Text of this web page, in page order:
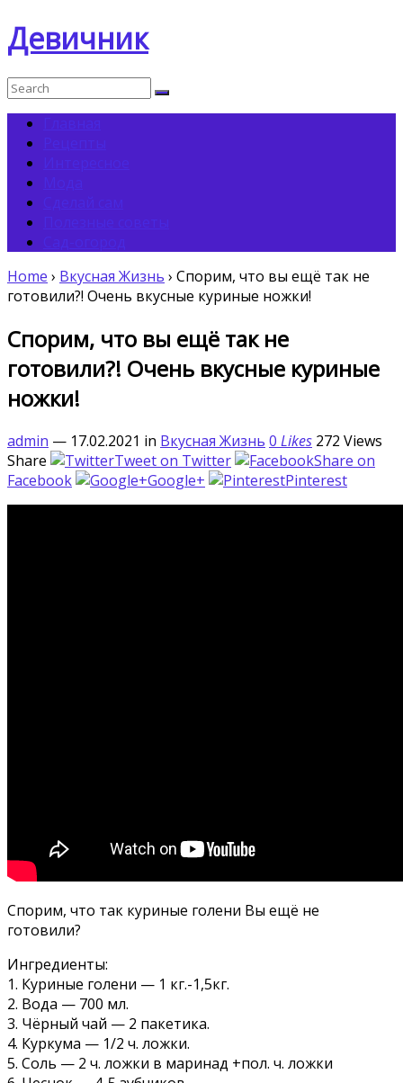
Девичник
Home › Вкусная Жизнь › Спорим, что вы ещё так не
готовили?! Очень вкусные куриные ножки!
Спорим, что вы ещё так не
готовили?! Очень вкусные куриные
ножки!
admin — 17.02.2021 in Вкусная Жизнь 0 Likes 272 Views
Share
Tweet on Twitter
Share on
Facebook
Google+ Pinterest
Спорим, что так куриные голени Вы ещё не
готовили?
Ингредиенты:
1. Куриные голени — 1 кг.-1,5кг.
2. Вода — 700 мл.
3. Чёрный чай — 2 пакетика.
4. Куркума — 1/2 ч. ложки.
5. Соль — 2 ч. ложки в маринад +пол. ч. ложки